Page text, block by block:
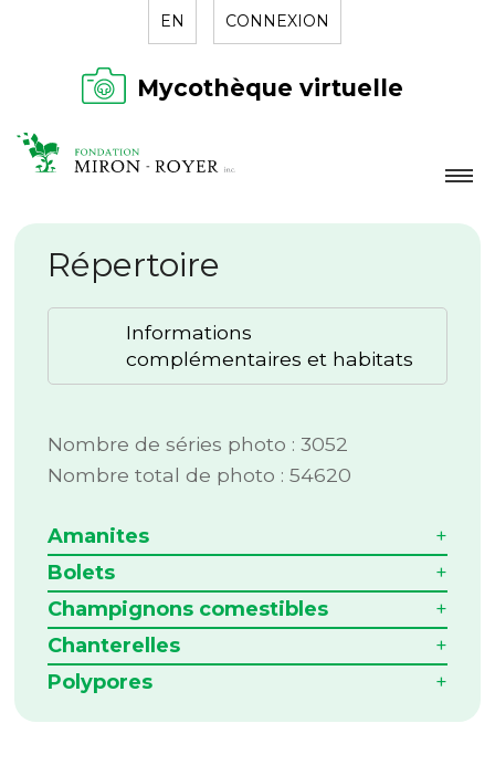
EN CONNEXION
Mycothèque virtuelle
LA FONDATION
NOUVELLES
RÉPERTOIRE
Répertoire
Informations
complémentaires et habitats
Nombre de séries photo : 3052
Nombre total de photo : 54620
Amanites
Bolets
Champignons comestibles
Chanterelles
Polypores